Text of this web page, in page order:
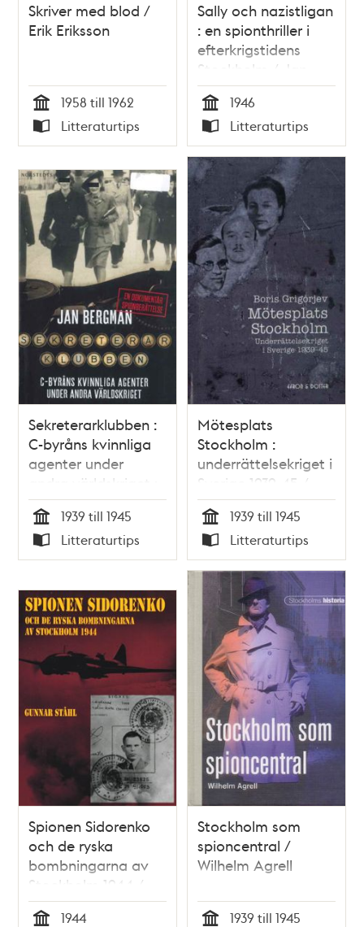
Skriver med blod /
Erik Eriksson
Tid
1958 till 1962
Typ
Litteraturtips
Sally och nazistligan
: en spionthriller i
efterkrigstidens
Stockholm / Jan
Bergman
Tid
1946
Typ
Litteraturtips
Sekreterarklubben :
C-byråns kvinnliga
agenter under
andra världskriget :
en dokumentär
spionberättelse /
Jan Bergman
Tid
1939 till 1945
Typ
Litteraturtips
Mötesplats
Stockholm :
underrättelsekriget i
Sverige 1939-45 /
Boris Grigorjev
Tid
1939 till 1945
Typ
Litteraturtips
Spionen Sidorenko
och de ryska
bombningarna av
Stockholm 1944 /
Gunnar Ståhl
1944
Stockholm som
spioncentral /
Wilhelm Agrell
1939 till 1945